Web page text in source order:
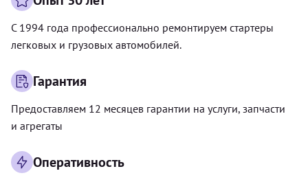
С 1994 года профессионально ремонтируем стартеры
легковых и грузовых автомобилей.
Гарантия
Предоставляем 12 месяцев гарантии на услуги, запчасти
и агрегаты
Оперативность